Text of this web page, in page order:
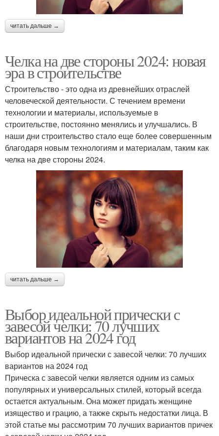
читать дальше →
Челка на две стороны 2024: новая
эра в строительстве
Строительство - это одна из древнейших отраслей
человеческой деятельности. С течением времени
технологии и материалы, используемые в
строительстве, постоянно менялись и улучшались. В
наши дни строительство стало еще более совершенным
благодаря новым технологиям и материалам, таким как
челка на две стороны 2024.
читать дальше →
Выбор идеальной прически с
завесой челки: 70 лучших
вариантов на 2024 год
Выбор идеальной прически с завесой челки: 70 лучших
вариантов на 2024 год
Прическа с завесой челки является одним из самых
популярных и универсальных стилей, который всегда
остается актуальным. Она может придать женщине
изящество и грацию, а также скрыть недостатки лица. В
этой статье мы рассмотрим 70 лучших вариантов причек